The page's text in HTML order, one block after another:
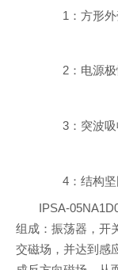
1：方形外
2：电源极
3：突波吸
4：结构坚固
IPSA-
组成：振荡器，开
交磁场，并达到感